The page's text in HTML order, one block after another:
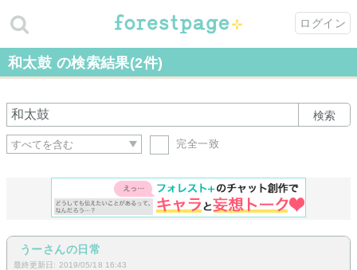
ログイン
和太鼓 の検索結果(2件)
検索
完全一致
うーさんの日常
最終更新日: 2019/05/18 16:43